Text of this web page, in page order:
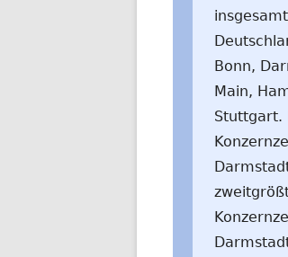
Bonn,
Main,
Stuttgart.